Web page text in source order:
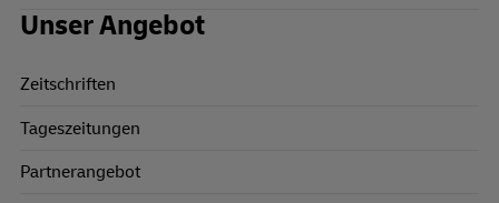
Unser Angebot
Zeitschriften
Tageszeitungen
Partnerangebot